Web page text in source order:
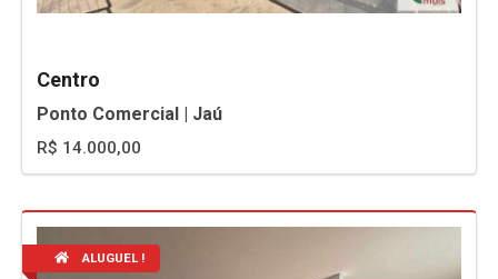
Centro
Ponto Comercial | Jaú
R$ 14.000,00
ALUGUEL !